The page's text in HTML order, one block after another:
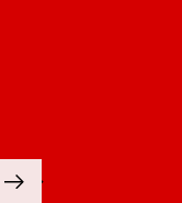
🡒